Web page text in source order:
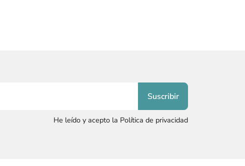
He leído y acepto la Política de privacidad